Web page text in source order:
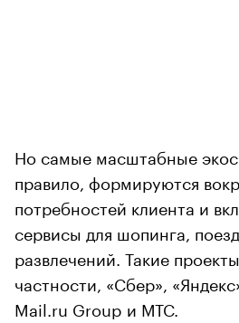
Но самые масштабные
правило, формируются
потребностей клиента и
сервисы для шопинга,
развлечений. Такие
частности, «Сбер»,
Mail.ru Group и МТС.